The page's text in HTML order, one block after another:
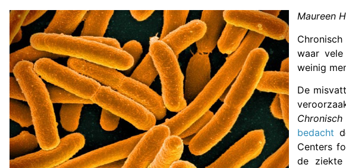
Maureen
waar
weinig
De
bedacht
Centers
de ziekte